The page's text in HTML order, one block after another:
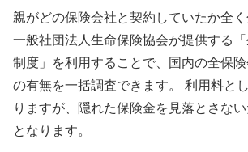
親がどの保険会社と契約していたか全く
一般社団法人生命保険協会が提供する
制度」を利用することで、国内の全保
の有無を一括調査できます。 利用料と
りますが、隠れた保険金を見落とさな
となります。